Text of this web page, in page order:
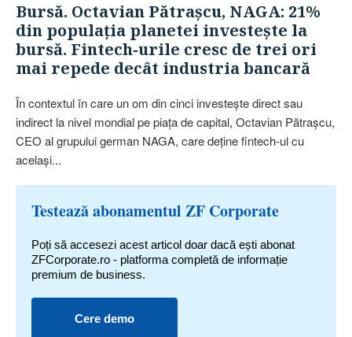
Bursă. Octavian Pătraşcu, NAGA: 21%
din populaţia planetei investeşte la
bursă. Fintech-urile cresc de trei ori
mai repede decât industria bancară
În contextul în care un om din cinci investeşte direct sau
indirect la nivel mondial pe piaţa de capital, Octavian Pătraşcu,
CEO al grupului german NAGA, care deţine fintech-ul cu
acelaşi...
Testează abonamentul ZF Corporate
Poți să accesezi acest articol doar dacă ești abonat
ZFCorporate.ro - platforma completă de informație
premium de business.
Cere demo